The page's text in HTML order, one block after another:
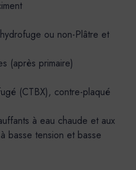
ou non-Plâtre et
(après primaire)
(CTBX), contre-plaqué
à eau chaude et aux
basse tension et basse